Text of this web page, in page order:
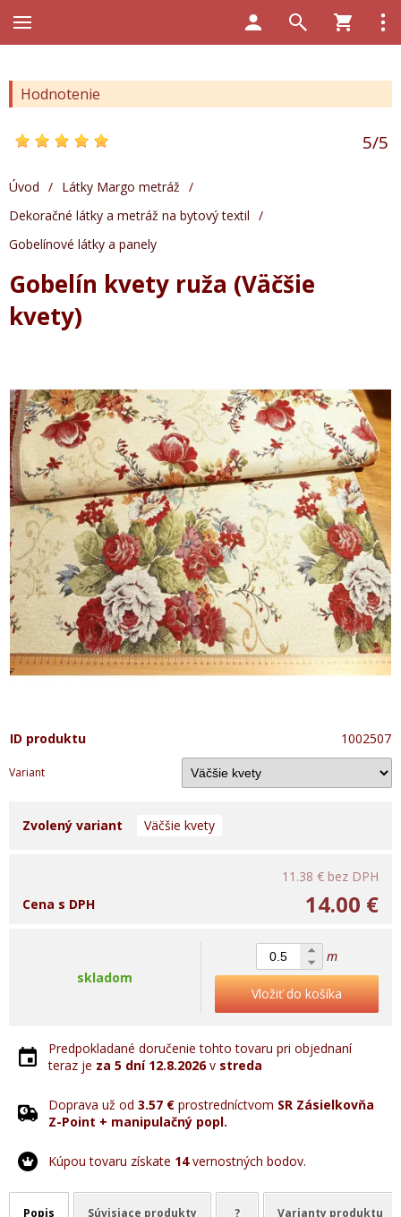
Hodnotenie
5/5
Úvod / Látky Margo metráž /
Dekoračné látky a metráž na bytový textil /
Gobelínové látky a panely
Gobelín kvety ruža (Väčšie
kvety)
ID produktu 1002507
Variant
Zvolený variant Väčšie kvety
11.38 € bez DPH
14.00 €
Cena s DPH
skladom
m
Vložiť do košíka
Predpokladané doručenie tohto tovaru pri objednaní
teraz je za 5 dní 12.8.2026v streda
Doprava už od 3.57 € prostredníctvom SR Zásielkovňa
Z-Point + manipulačný popl.
Kúpou tovaru získate 14vernostných bodov.
Popis Súvisiace produkty ? Varianty produktu